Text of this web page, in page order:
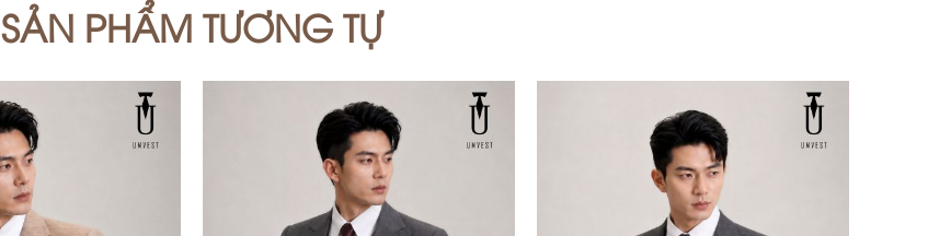
SẢN PHẨM TƯƠNG TỰ